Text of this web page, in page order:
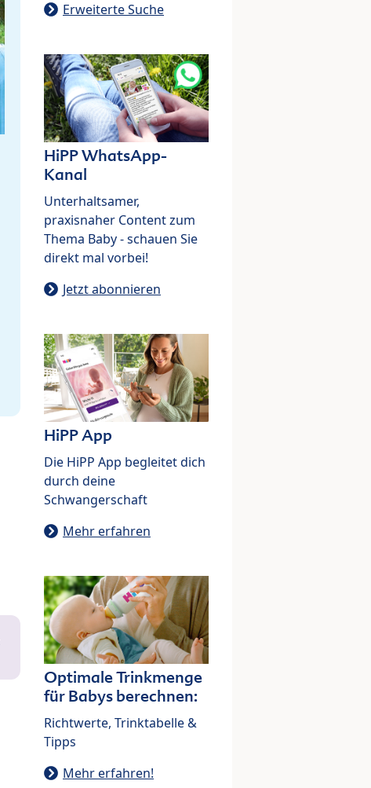
Erweiterte Suche
HiPP WhatsApp-
Kanal
Unterhaltsamer,
praxisnaher Content zum
Thema Baby - schauen Sie
direkt mal vorbei!
Jetzt abonnieren
HiPP App
Die HiPP App begleitet dich
durch deine
Schwangerschaft
Mehr erfahren
Optimale Trinkmenge
für Babys berechnen:
Richtwerte, Trinktabelle &
Tipps
Mehr erfahren!